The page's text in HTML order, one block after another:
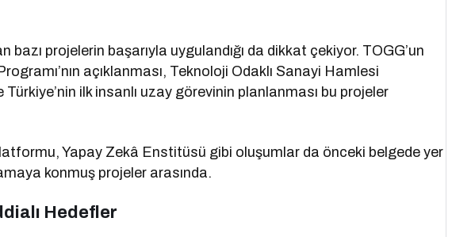
projelerin başarıyla uygulandığı da dikkat çekiyor. TOGG’un
açıklanması, Teknoloji Odaklı Sanayi Hamlesi
Türkiye’nin ilk insanlı uzay görevinin planlanması bu projeler
Yapay Zekâ Enstitüsü gibi oluşumlar da önceki belgede yer
konmuş projeler arasında.
Hedefler